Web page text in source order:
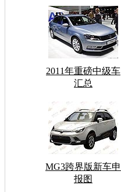
2011年重磅中级车
汇总
MG3跨界版新车申
报图